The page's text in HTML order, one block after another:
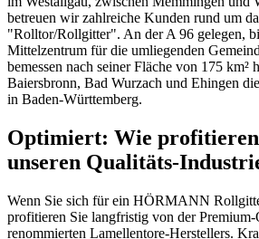
betreuen wir zahlreiche Kunden rund um
"Rolltor/Rollgitter". An der A 96 gelegen,
Mittelzentrum für die umliegenden
bemessen nach seiner Fläche von 175 km²
Baiersbronn, Bad Wurzach und Ehingen
in Baden-Württemberg.
Optimiert: Wie
unseren Qualitäts-
Wenn Sie sich für ein HÖRMANN
profitieren Sie langfristig von der Premium-
renommierten Lamellentore-Herstellers.